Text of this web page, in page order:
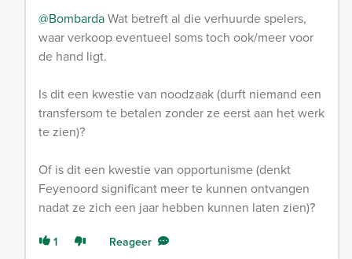
@BombardaWat betreft al die verhuurde spelers,
waar verkoop eventueel soms toch ook/meer voor
de hand ligt.
Is dit een kwestie van noodzaak (durft niemand een
transfersom te betalen zonder ze eerst aan het werk
te zien)?
Of is dit een kwestie van opportunisme (denkt
Feyenoord significant meer te kunnen ontvangen
nadat ze zich een jaar hebben kunnen laten zien)?
1 Reageer